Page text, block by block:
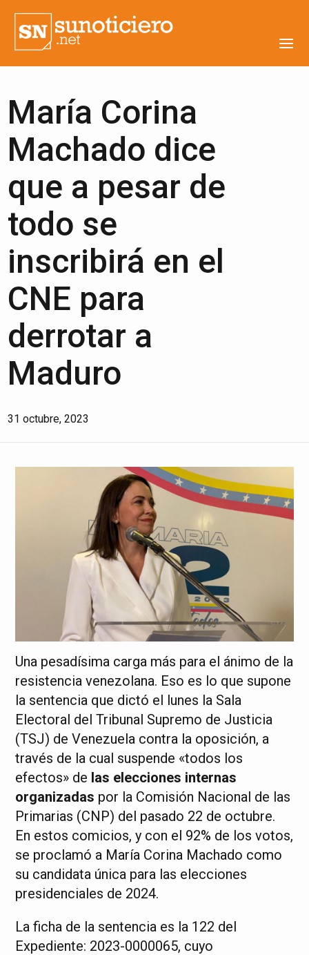
María Corina
Machado dice
que a pesar de
todo se
inscribirá en el
CNE para
derrotar a
Maduro
31 octubre, 2023
Una pesadísima carga más para el ánimo de la
resistencia venezolana. Eso es lo que supone
la sentencia que dictó el lunes la Sala
Electoral del Tribunal Supremo de Justicia
(TSJ) de Venezuela contra la oposición, a
través de la cual suspende «todos los
efectos» de las elecciones internas
organizadas por la Comisión Nacional de las
Primarias (CNP) del pasado 22 de octubre.
En estos comicios, y con el 92% de los votos,
se proclamó a María Corina Machado como
su candidata única para las elecciones
presidenciales de 2024.
La ficha de la sentencia es la 122 del
Expediente: 2023-0000065, cuyo